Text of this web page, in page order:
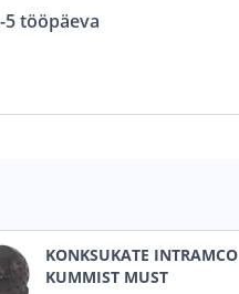
tööpäeva
KONKSUKATE INTRAMCO
KUMMIST MUST